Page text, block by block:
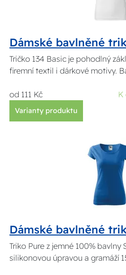
Dámské bavlněné
Tričko 134 Basic je pohodlný
firemní textil i dárkové motivy.
od 111 Kč K
Varianty produktu
Dámské bavlněné
Triko Pure z jemné 100% bavlny
silikonovou úpravou a gramáží